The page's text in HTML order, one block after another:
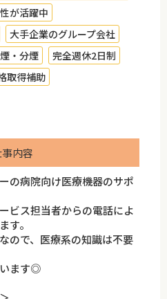
が活躍中
大手企業のグループ会社
・分煙
完全週休2日制
取得補助
内容
の病院向け医療機器のサポ
ビス担当者からの電話によ
す。
ので、医療系の知識は不要
ます◎